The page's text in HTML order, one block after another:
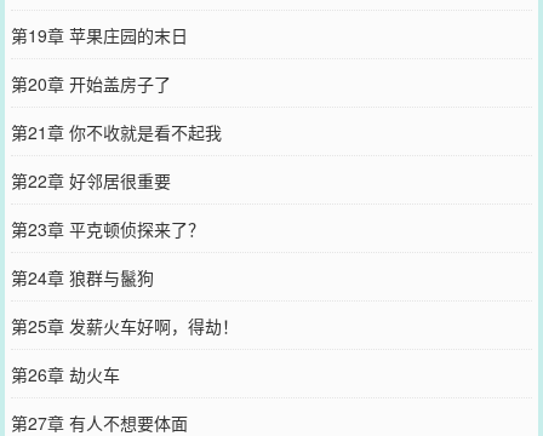
第19章 苹果庄园的末日
第20章 开始盖房子了
第21章 你不收就是看不起我
第22章 好邻居很重要
第23章 平克顿侦探来了？
第24章 狼群与鬣狗
第25章 发薪火车好啊，得劫！
第26章 劫火车
第27章 有人不想要体面